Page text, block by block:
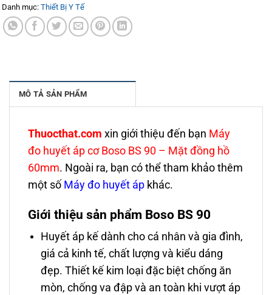
Danh mục: Thiết Bị Y Tế
MÔ TẢ SẢN PHẨM
Thuocthat.com xin giới thiệu đến bạn Máy
đo huyết áp cơ Boso BS 90 – Mặt đồng hồ
60mm. Ngoài ra, bạn có thể tham khảo thêm
một số Máy đo huyết áp khác.
Giới thiệu sản phẩm Boso BS 90
Huyết áp kế dành cho cá nhân và gia đình,
giá cả kinh tế, chất lượng và kiểu dáng
đẹp. Thiết kế kim loại đặc biệt chống ăn
mòn, chống va đập và an toàn khi vượt áp